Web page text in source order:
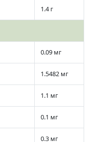
1.4 г
0.09 мг
1.5482 мг
1.1 мг
0.1 мг
0.3 мг